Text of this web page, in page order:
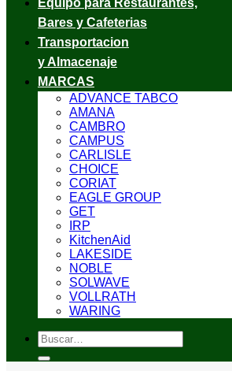
Equipo para Restaurantes,
Bares y Cafeterias
Transportacion
y Almacenaje
MARCAS
ADVANCE TABCO
AMANA
CAMBRO
CAMPUS
CARLISLE
CHOICE
CORIAT
EAGLE GROUP
GET
IRP
KitchenAid
LAKESIDE
NOBLE
SOLWAVE
VOLLRATH
WARING
Buscar
por: